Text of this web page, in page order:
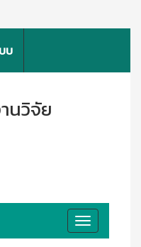
บ
นวิจัย
Toggle
navigation